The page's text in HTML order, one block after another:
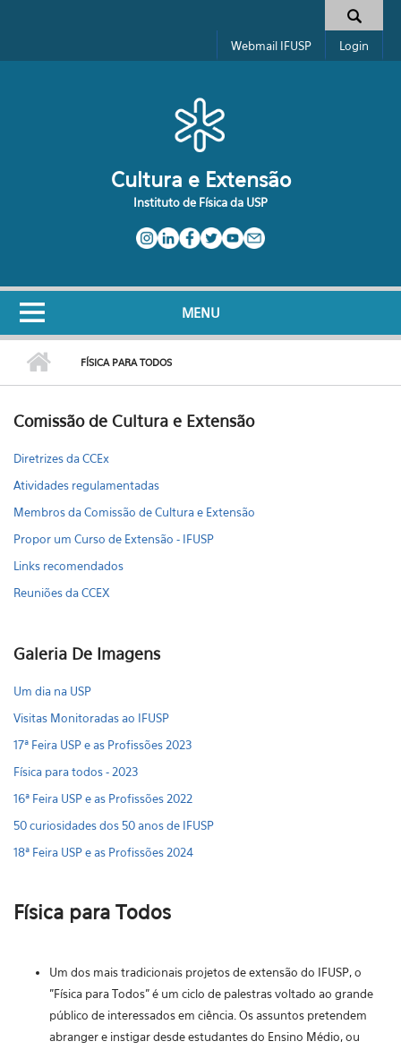
Formulário de busca
Webmail IFUSP Login
Cultura e Extensão
Instituto de Física da USP
MENU
FÍSICA PARA TODOS
Comissão de Cultura e Extensão
Diretrizes da CCEx
Atividades regulamentadas
Membros da Comissão de Cultura e Extensão
Propor um Curso de Extensão - IFUSP
Links recomendados
Reuniões da CCEX
Galeria De Imagens
Um dia na USP
Visitas Monitoradas ao IFUSP
17ª Feira USP e as Profissões 2023
Física para todos - 2023
16ª Feira USP e as Profissões 2022
50 curiosidades dos 50 anos de IFUSP
18ª Feira USP e as Profissões 2024
Física para Todos
Um dos mais tradicionais projetos de extensão do IFUSP, o
"Física para Todos" é um ciclo de palestras voltado ao grande
público de interessados em ciência. Os assuntos pretendem
abranger e instigar desde estudantes do Ensino Médio, ou